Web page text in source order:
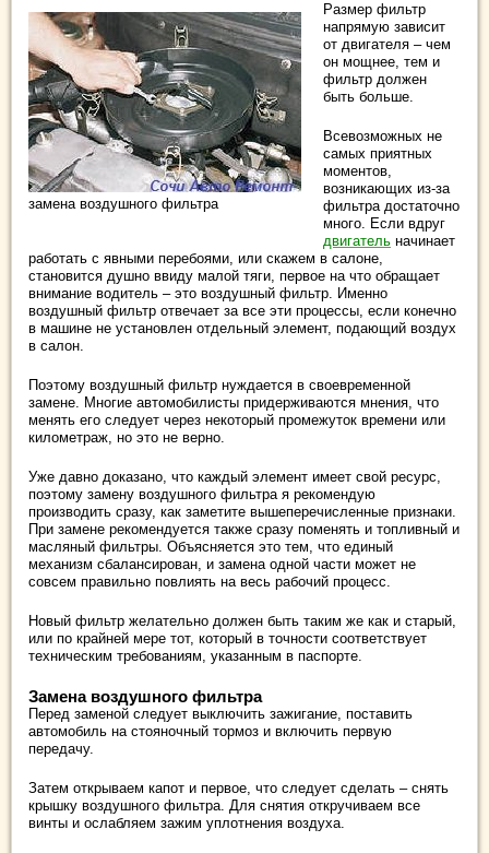
замена воздушного фильтра
Размер фильтр
напрямую зависит
от двигателя – чем
он мощнее, тем и
фильтр должен
быть больше.
Всевозможных не
самых приятных
моментов,
возникающих из-за
фильтра достаточно
много. Если вдруг
двигатель начинает
работать с явными перебоями, или скажем в салоне,
становится душно ввиду малой тяги, первое на что обращает
внимание водитель – это воздушный фильтр. Именно
воздушный фильтр отвечает за все эти процессы, если конечно
в машине не установлен отдельный элемент, подающий воздух
в салон.
Поэтому воздушный фильтр нуждается в своевременной
замене. Многие автомобилисты придерживаются мнения, что
менять его следует через некоторый промежуток времени или
километраж, но это не верно.
Уже давно доказано, что каждый элемент имеет свой ресурс,
поэтому замену воздушного фильтра я рекомендую
производить сразу, как заметите вышеперечисленные признаки.
При замене рекомендуется также сразу поменять и топливный и
масляный фильтры. Объясняется это тем, что единый
механизм сбалансирован, и замена одной части может не
совсем правильно повлиять на весь рабочий процесс.
Новый фильтр желательно должен быть таким же как и старый,
или по крайней мере тот, который в точности соответствует
техническим требованиям, указанным в паспорте.
Замена воздушного фильтра
Перед заменой следует выключить зажигание, поставить
автомобиль на стояночный тормоз и включить первую
передачу.
Затем открываем капот и первое, что следует сделать – снять
крышку воздушного фильтра. Для снятия откручиваем все
винты и ослабляем зажим уплотнения воздуха.